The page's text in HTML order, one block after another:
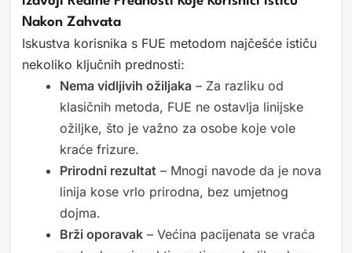
Nakon Zahvata
Iskustva korisnika s FUE metodom najčešće ističu
nekoliko ključnih prednosti:
Nema vidljivih ožiljaka – Za razliku od
klasičnih metoda, FUE ne ostavlja linijske
ožiljke, što je važno za osobe koje vole
kraće frizure.
Prirodni rezultat – Mnogi navode da je nova
linija kose vrlo prirodna, bez umjetnog
dojma.
Brži oporavak – Većina pacijenata se vraća